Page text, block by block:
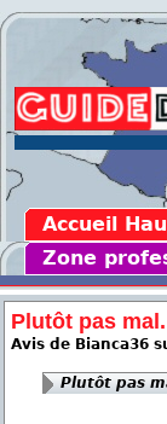
Accueil
Zone
Plutôt pas mal.
Avis de Bianca36
Plutôt pas